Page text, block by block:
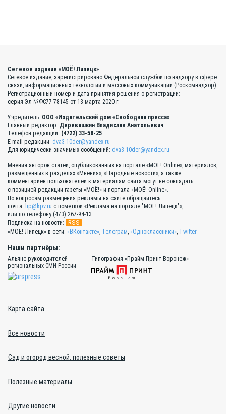
Сетевое издание «МОЁ! Липецк»
Сетевое издание, зарегистрировано Федеральной службой по надзору в сфере
связи, информационных технологий и массовых коммуникаций (Роскомнадзор).
Регистрационный номер и дата принятия решения о регистрации:
серия Эл №ФС77-78145 от 13 марта 2020 г.
Учредитель: ООО «Издательский дом «Свободная пресса»
Главный редактор: Деревяшкин Владислав Анатольевич
Телефон редакции: (4722) 33-58-25
E-mail редакции: dva3-10der@yandex.ru
Для юридически значимых сообщений: dva3-10der@yandex.ru
Мнения авторов статей, опубликованных на портале «МОЁ! Online», материалов,
размещённых в разделах «Мнения», «Народные новости», а также
комментариев пользователей к материалам сайта могут не совпадать
с позицией редакции газеты «МОЁ!» и портала «МОЁ! Online».
По вопросам размещения рекламы на сайте обращайтесь:
почта: lip@kpv.ru с пометкой «Реклама на портале "МОЁ! Липецк"»,
или по телефону (473) 267-94-13
Подписка на новости:
RSS
«МОЁ! Липецк» в сети: «ВКонтакте», Телеграм, «Одноклассники», Twitter
Наши партнёры:
Альянс руководителей
региональных СМИ России
Типография «Прайм Принт Воронеж»
Карта сайта
Все новости
Сад и огород весной: полезные советы
Полезные материалы
Другие новости